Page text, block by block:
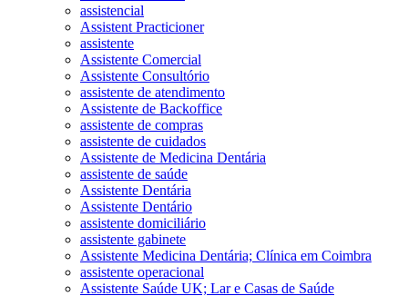
assistencial
Assistent Practicioner
assistente
Assistente Comercial
Assistente Consultório
assistente de atendimento
Assistente de Backoffice
assistente de compras
assistente de cuidados
Assistente de Medicina Dentária
assistente de saúde
Assistente Dentária
Assistente Dentário
assistente domiciliário
assistente gabinete
Assistente Medicina Dentária; Clínica em Coimbra
assistente operacional
Assistente Saúde UK; Lar e Casas de Saúde